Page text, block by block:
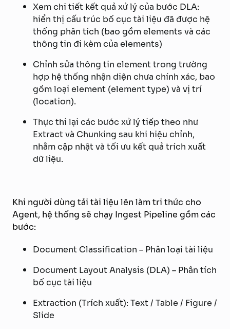
Xem chi tiết kết quả xử lý của bước DLA:
hiển thị cấu trúc bố cục tài liệu đã được hệ
thống phân tích (bao gồm elements và các
thông tin đi kèm của elements)
Chỉnh sửa thông tin element trong trường
hợp hệ thống nhận diện chưa chính xác, bao
gồm loại element (element type) và vị trí
(location).
Thực thi lại các bước xử lý tiếp theo như
Extract và Chunking sau khi hiệu chỉnh,
nhằm cập nhật và tối ưu kết quả trích xuất
dữ liệu.
Khi người dùng tải tài liệu lên làm tri thức cho
Agent, hệ thống sẽ chạy Ingest Pipeline gồm các
bước:
Document Classification – Phân loại tài liệu
Document Layout Analysis (DLA) – Phân tích
bố cục tài liệu
Extraction (Trích xuất): Text / Table / Figure /
Slide